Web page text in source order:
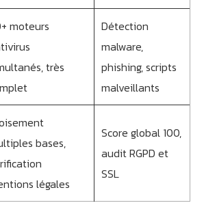
moteurs
très
Détection
malware,
phishing, scripts
malveillants
bases,
légales
Score global 100,
audit RGPD et
SSL